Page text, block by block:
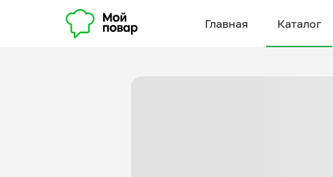
Главная Каталог